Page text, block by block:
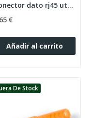
Conector dato rj45 utp cat-6 h
€
Añadir al carrito
De Stock